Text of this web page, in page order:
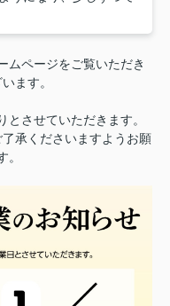
ムページをご覧いただき
ます。
とさせていただきます。
承くださいますようお願
。